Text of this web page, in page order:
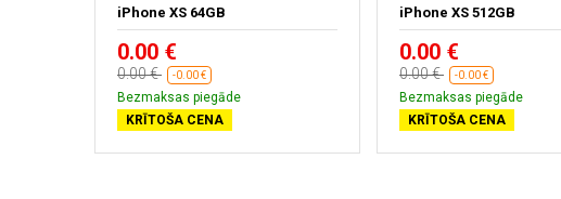
iPhone XS 64GB
0.00 €
0.00 € -0.00 €
Bezmaksas piegāde
KRĪTOŠA CENA
iPhone XS 512GB
0.00 €
0.00 € -0.00 €
Bezmaksas piegāde
KRĪTOŠA CENA